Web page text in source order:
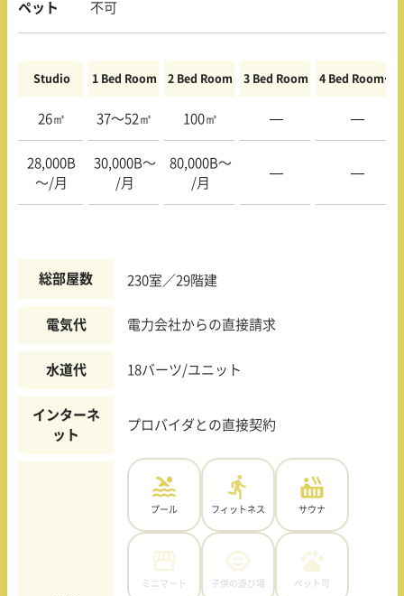
ペット 不可
Studio 1 Bed Room 2 Bed Room 3 Bed Room 4 Bed Room〜
26㎡ 37〜52㎡ 100㎡ — —
28,000B
〜/月
30,000B〜
/月
80,000B〜
/月
— —
総部屋数 230室／29階建
電気代 電力会社からの直接請求
水道代 18バーツ/ユニット
インターネ
ット
プロバイダとの直接契約
プール フィットネス サウナ
ミニマート 子供の遊び場 ペット可